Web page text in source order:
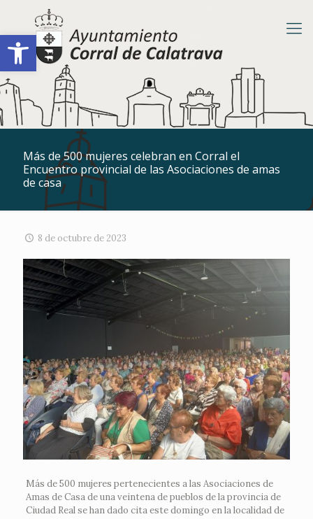
Abrir barra de herramientas
Más de 500 mujeres celebran en Corral el
Encuentro provincial de las Asociaciones de amas
de casa
8 de octubre de 2023
Más de 500 mujeres pertenecientes a las Asociaciones de
Amas de Casa de una veintena de pueblos de la provincia de
Ciudad Real se han dado cita este domingo en la localidad de